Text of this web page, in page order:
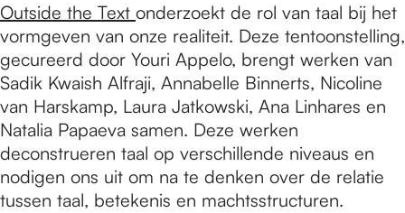
Outside the Text onderzoekt de rol van taal bij het
vormgeven van onze realiteit. Deze tentoonstelling,
gecureerd door Youri Appelo, brengt werken van
Sadik Kwaish Alfraji, Annabelle Binnerts, Nicoline
van Harskamp, Laura Jatkowski, Ana Linhares en
Natalia Papaeva samen. Deze werken
deconstrueren taal op verschillende niveaus en
nodigen ons uit om na te denken over de relatie
tussen taal, betekenis en machtsstructuren.